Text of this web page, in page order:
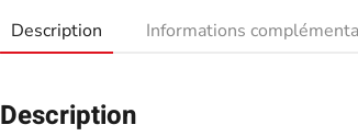
Description Informations
Description